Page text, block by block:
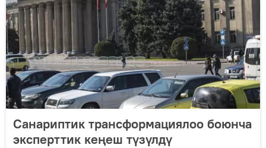
Санариптик трансформациялоо боюнча
эксперттик кеңеш түзүлдү